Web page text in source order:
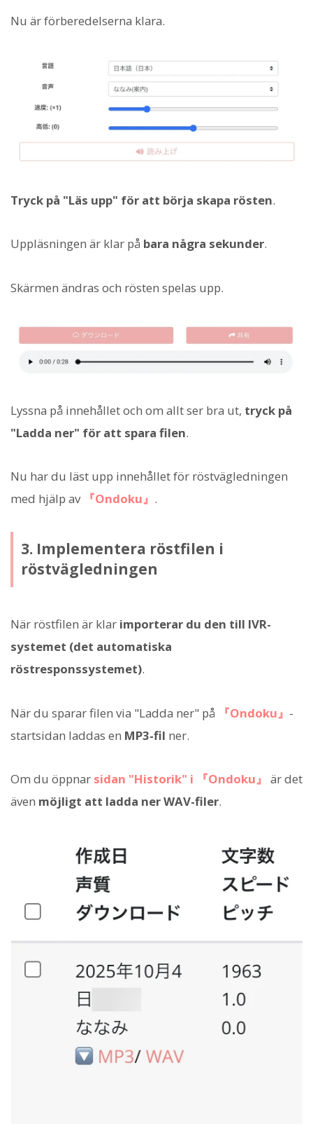
Nu är förberedelserna klara.
Tryck på "Läs upp" för att börja skapa rösten.
Uppläsningen är klar på bara några sekunder.
Skärmen ändras och rösten spelas upp.
Lyssna på innehållet och om allt ser bra ut, tryck på
"Ladda ner" för att spara filen.
Nu har du läst upp innehållet för röstvägledningen
med hjälp av 『Ondoku』 .
3. Implementera röstfilen i
röstvägledningen
När röstfilen är klar importerar du den till IVR-
systemet (det automatiska
röstresponssystemet).
När du sparar filen via "Ladda ner" på 『Ondoku』 -
startsidan laddas en MP3-fil ner.
Om du öppnar sidan "Historik" i 『Ondoku』 är det
även möjligt att ladda ner WAV-filer.